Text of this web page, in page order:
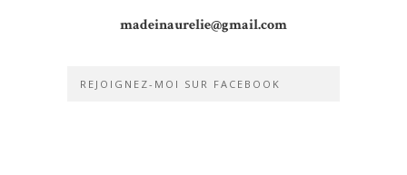
madeinaurelie@gmail.com
REJOIGNEZ-MOI SUR FACEBOOK